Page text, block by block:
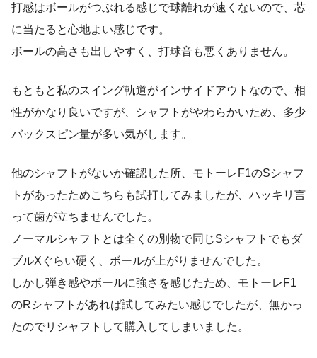
打感はボールがつぶれる感じで球離れが速くないので、芯
に当たると心地よい感じです。
ボールの高さも出しやすく、打球音も悪くありません。
もともと私のスイング軌道がインサイドアウトなので、相
性がかなり良いですが、シャフトがやわらかいため、多少
バックスピン量が多い気がします。
他のシャフトがないか確認した所、モトーレF1のSシャフ
トがあったためこちらも試打してみましたが、ハッキリ言
って歯が立ちませんでした。
ノーマルシャフトとは全くの別物で同じSシャフトでもダ
ブルXぐらい硬く、ボールが上がりませんでした。
しかし弾き感やボールに強さを感じたため、モトーレF1
のRシャフトがあれば試してみたい感じでしたが、無かっ
たのでリシャフトして購入してしまいました。